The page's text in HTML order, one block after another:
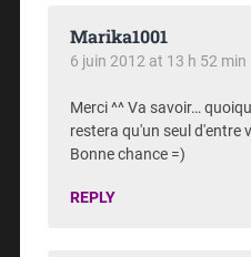
Marika1001
6 juin 2012 at 13 h 52 min
Merci ^^ Va savoir…
restera qu'un seul d'entre
Bonne chance =)
REPLY